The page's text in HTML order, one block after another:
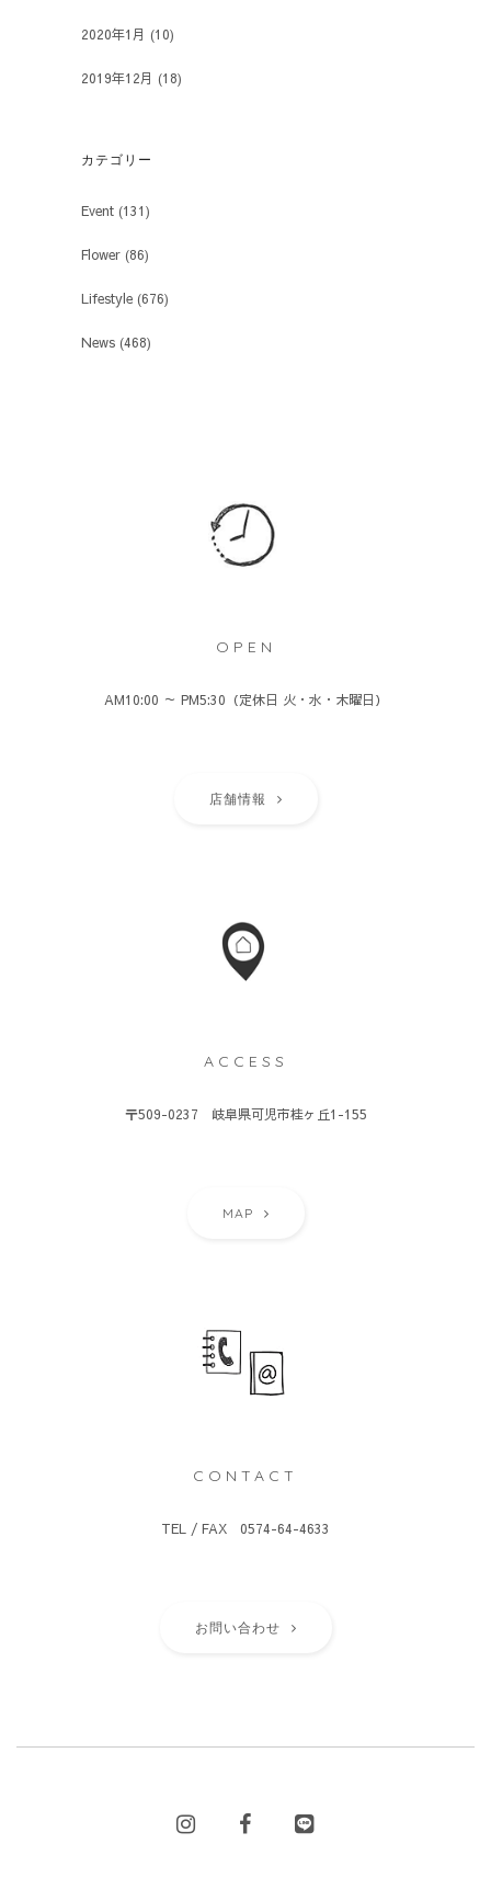
2020年1月 (10)
2019年12月 (18)
カテゴリー
Event (131)
Flower (86)
Lifestyle (676)
News (468)
OPEN
AM10:00 ～ PM5:30（定休日 火・水・木曜日）
店舗情報
ACCESS
〒509-0237 岐阜県可児市桂ヶ丘1-155
MAP
CONTACT
TEL / FAX 0574-64-4633
お問い合わせ